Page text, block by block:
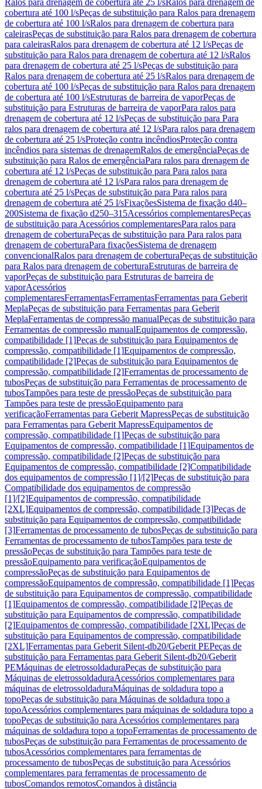
Ralos para drenagem de cobertura até 25 l/sRalos para drenagem de
cobertura até 100 l/sPeças de substituição para Ralos para drenagem
de cobertura até 100 l/sRalos para drenagem de cobertura para
caleirasPeças de substituição para Ralos para drenagem de cobertura
para caleirasRalos para drenagem de cobertura até 12 l/sPeças de
substituição para Ralos para drenagem de cobertura até 12 l/sRalos
para drenagem de cobertura até 25 l/sPeças de substituição para
Ralos para drenagem de cobertura até 25 l/sRalos para drenagem de
cobertura até 100 l/sPeças de substituição para Ralos para drenagem
de cobertura até 100 l/sEstruturas de barreira de vaporPeças de
substituição para Estruturas de barreira de vaporPara ralos para
drenagem de cobertura até 12 l/sPeças de substituição para Para
ralos para drenagem de cobertura até 12 l/sPara ralos para drenagem
de cobertura até 25 l/sProteção contra incêndiosProteção contra
incêndios para sistemas de drenagemRalos de emergênciaPeças de
substituição para Ralos de emergênciaPara ralos para drenagem de
cobertura até 12 l/sPeças de substituição para Para ralos para
drenagem de cobertura até 12 l/sPara ralos para drenagem de
cobertura até 25 l/sPeças de substituição para Para ralos para
drenagem de cobertura até 25 l/sFixaçõesSistema de fixação d40–
200Sistema de fixação d250–315Acessórios complementaresPeças
de substituição para Acessórios complementaresPara ralos para
drenagem de coberturaPeças de substituição para Para ralos para
drenagem de coberturaPara fixaçõesSistema de drenagem
convencionalRalos para drenagem de coberturaPeças de substituição
para Ralos para drenagem de coberturaEstruturas de barreira de
vaporPeças de substituição para Estruturas de barreira de
vaporAcessórios
complementaresFerramentasFerramentasFerramentas para Geberit
MeplaPeças de substituição para Ferramentas para Geberit
MeplaFerramentas de compressão manualPeças de substituição para
Ferramentas de compressão manualEquipamentos de compressão,
compatibilidade [1]Peças de substituição para Equipamentos de
compressão, compatibilidade [1]Equipamentos de compressão,
compatibilidade [2]Peças de substituição para Equipamentos de
compressão, compatibilidade [2]Ferramentas de processamento de
tubosPeças de substituição para Ferramentas de processamento de
tubosTampões para teste de pressãoPeças de substituição para
Tampões para teste de pressãoEquipamento para
verificaçãoFerramentas para Geberit MapressPeças de substituição
para Ferramentas para Geberit MapressEquipamentos de
compressão, compatibilidade [1]Peças de substituição para
Equipamentos de compressão, compatibilidade [1]Equipamentos de
compressão, compatibilidade [2]Peças de substituição para
Equipamentos de compressão, compatibilidade [2]Compatibilidade
dos equipamentos de compressão [1]/[2]Peças de substituição para
Compatibilidade dos equipamentos de compressão
[1]/[2]Equipamentos de compressão, compatibilidade
[2XL]Equipamentos de compressão, compatibilidade [3]Peças de
substituição para Equipamentos de compressão, compatibilidade
[3]Ferramentas de processamento de tubosPeças de substituição para
Ferramentas de processamento de tubosTampões para teste de
pressãoPeças de substituição para Tampões para teste de
pressãoEquipamento para verificaçãoEquipamentos de
compressãoPeças de substituição para Equipamentos de
compressãoEquipamentos de compressão, compatibilidade [1]Peças
de substituição para Equipamentos de compressão, compatibilidade
[1]Equipamentos de compressão, compatibilidade [2]Peças de
substituição para Equipamentos de compressão, compatibilidade
[2]Equipamentos de compressão, compatibilidade [2XL]Peças de
substituição para Equipamentos de compressão, compatibilidade
[2XL]Ferramentas para Geberit Silent-db20/Geberit PEPeças de
substituição para Ferramentas para Geberit Silent-db20/Geberit
PEMáquinas de eletrossoldaduraPeças de substituição para
Máquinas de eletrossoldaduraAcessórios complementares para
máquinas de eletrossoldaduraMáquinas de soldadura topo a
topoPeças de substituição para Máquinas de soldadura topo a
topoAcessórios complementares para máquinas de soldadura topo a
topoPeças de substituição para Acessórios complementares para
máquinas de soldadura topo a topoFerramentas de processamento de
tubosPeças de substituição para Ferramentas de processamento de
tubosAcessórios complementares para ferramentas de
processamento de tubosPeças de substituição para Acessórios
complementares para ferramentas de processamento de
tubosComandos remotosComandos à distância